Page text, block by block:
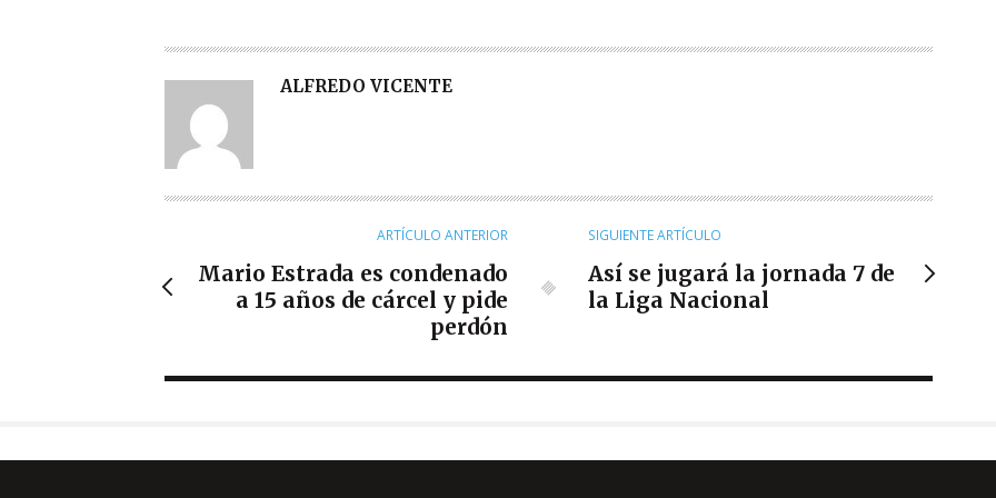
A
R
ALFREDO VICENTE
ARTÍCULO ANTERIOR
Mario Estrada es condenado
a 15 años de cárcel y pide
perdón
SIGUIENTE ARTÍCULO
Así se jugará la jornada 7 de
la Liga Nacional